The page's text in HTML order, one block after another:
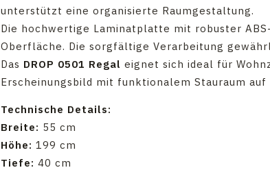
unterstützt eine organisierte Raumgestaltung.
Die hochwertige Laminatplatte mit robuster
Oberfläche. Die sorgfältige Verarbeitung
Das DROP 0501 Regal eignet sich ideal für
Erscheinungsbild mit funktionalem Stauraum auf
Technische Details:
Breite: 55 cm
Höhe: 199 cm
Tiefe: 40 cm